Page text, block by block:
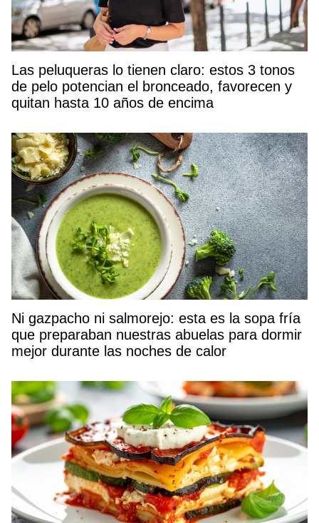
Las peluqueras lo tienen claro: estos 3 tonos
de pelo potencian el bronceado, favorecen y
quitan hasta 10 años de encima
Ni gazpacho ni salmorejo: esta es la sopa fría
que preparaban nuestras abuelas para dormir
mejor durante las noches de calor